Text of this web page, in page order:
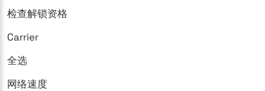
检查解锁资格
Carrier
全选
网络速度